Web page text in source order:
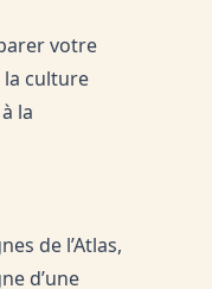
votre
la culture
la
de l’Atlas,
d’une